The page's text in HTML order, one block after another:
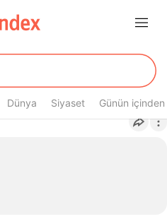
Dünya Siyaset Günün içinden